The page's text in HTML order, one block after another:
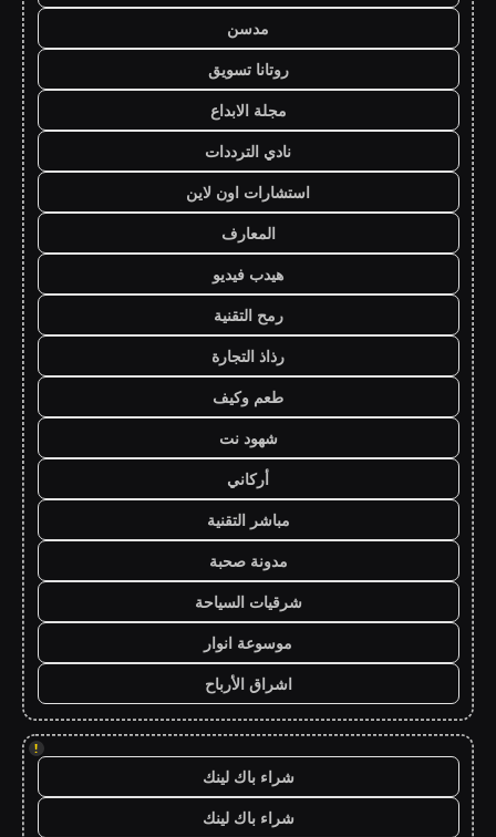
مدسن
روتانا تسويق
مجلة الابداع
نادي الترددات
استشارات اون لاين
المعارف
هيدب فيديو
رمح التقنية
رذاذ التجارة
طعم وكيف
شهود نت
أركاني
مباشر التقنية
مدونة صحبة
شرقيات السياحة
موسوعة انوار
اشراق الأرباح
!
شراء باك لينك
شراء باك لينك